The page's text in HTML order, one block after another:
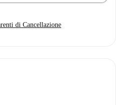
di Cancellazione